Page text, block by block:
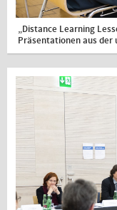
„Distance Learning
Präsentationen aus der